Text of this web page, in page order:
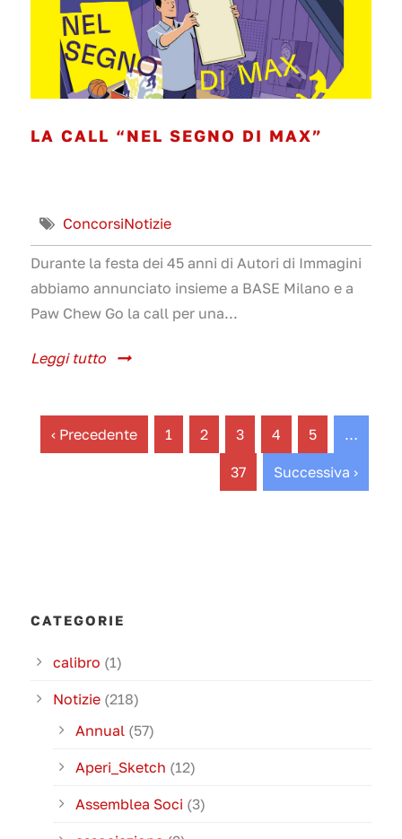
LA CALL “NEL SEGNO DI MAX”
ConcorsiNotizie
Durante la festa dei 45 anni di Autori di Immagini
abbiamo annunciato insieme a BASE Milano e a
Paw Chew Go la call per una...
Leggi tutto
‹ Precedente 1 2 3 4 5 …
37 Successiva ›
CATEGORIE
calibro (1)
Notizie (218)
Annual (57)
Aperi_Sketch (12)
Assemblea Soci (3)